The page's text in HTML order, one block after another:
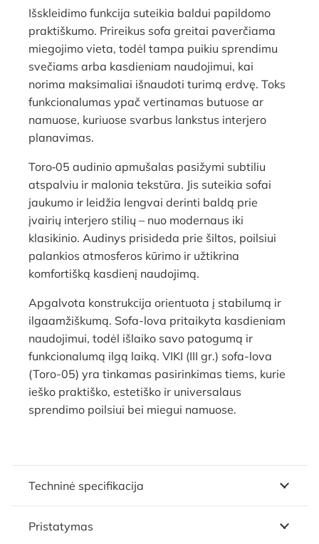
Išskleidimo funkcija suteikia baldui papildomo
praktiškumo. Prireikus sofa greitai paverčiama
miegojimo vieta, todėl tampa puikiu sprendimu
svečiams arba kasdieniam naudojimui, kai
norima maksimaliai išnaudoti turimą erdvę. Toks
funkcionalumas ypač vertinamas butuose ar
namuose, kuriuose svarbus lankstus interjero
planavimas.
Toro‑05 audinio apmušalas pasižymi subtiliu
atspalviu ir malonia tekstūra. Jis suteikia sofai
jaukumo ir leidžia lengvai derinti baldą prie
įvairių interjero stilių – nuo modernaus iki
klasikinio. Audinys prisideda prie šiltos, poilsiui
palankios atmosferos kūrimo ir užtikrina
komfortišką kasdienį naudojimą.
Apgalvota konstrukcija orientuota į stabilumą ir
ilgaamžiškumą. Sofa-lova pritaikyta kasdieniam
naudojimui, todėl išlaiko savo patogumą ir
funkcionalumą ilgą laiką. VIKI (III gr.) sofa-lova
(Toro-05) yra tinkamas pasirinkimas tiems, kurie
ieško praktiško, estetiško ir universalaus
sprendimo poilsiui bei miegui namuose.
Techninė specifikacija
Pristatymas